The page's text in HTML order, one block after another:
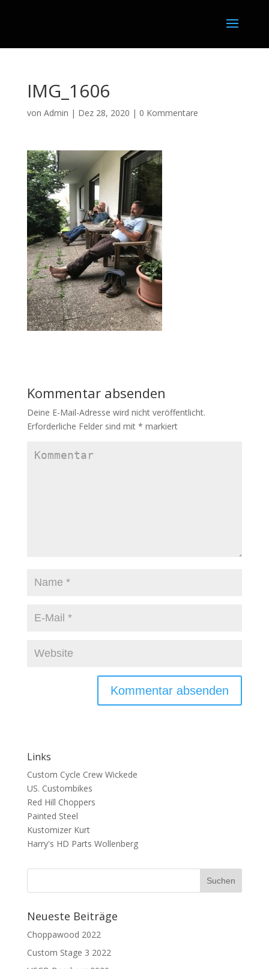
IMG_1606
von Admin | Dez 28, 2020 | 0 Kommentare
Kommentar absenden
Deine E-Mail-Adresse wird nicht veröffentlicht.
Erforderliche Felder sind mit * markiert
Links
Custom Cycle Crew Wickede
US. Custombikes
Red Hill Choppers
Painted Steel
Kustomizer Kurt
Harry's HD Parts Wollenberg
Neueste Beiträge
Choppawood 2022
Custom Stage 3 2022